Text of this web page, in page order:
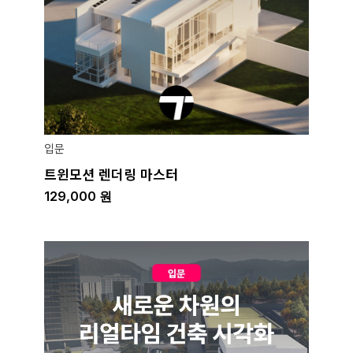
입문
트윈모션 렌더링 마스터
129,000 원